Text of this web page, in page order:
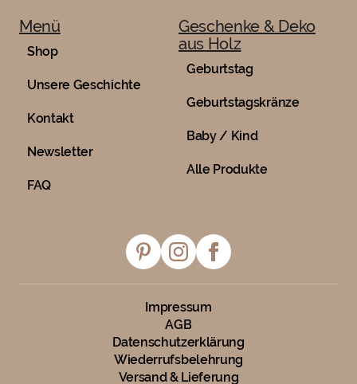
Menü
Shop
Unsere Geschichte
Kontakt
Newsletter
FAQ
Geschenke & Deko
aus Holz
Geburtstag
Geburtstagskränze
Baby / Kind
Alle Produkte
Impressum
AGB
Datenschutzerklärung
Wiederrufsbelehrung
Versand & Lieferung